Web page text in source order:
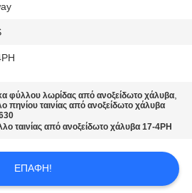
φύλλου λωρίδας από ανοξείδωτο χάλυβα,
πηνίου ταινίας από ανοξείδωτο χάλυβα
ταινίας από ανοξείδωτο χάλυβα 17-4PH
ΕΠΑΦΉ!